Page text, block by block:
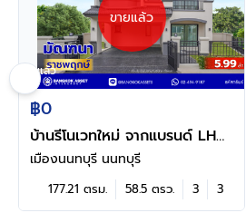
ดูแล้ว
ขายแล้ว
฿0
บ้านรีโนเวทใหม่ จากแบรนด์ LH
โครงการ มัณฑนา ราชพฤกษ์
เนื้อที่ 58.5 ตร.ว. พื้นที่ใช้สอย
177.21 ตร.ม. ฟังก์ชัน 3 ห้องนอน
เมืองนนทบุรี นนทบุรี
177.21 ตรม. 58.5 ตรว. 3 3